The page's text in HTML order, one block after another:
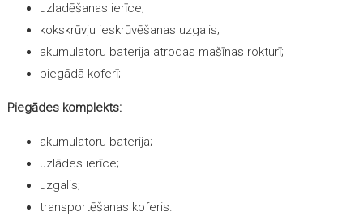
uzladēšanas ierīce;
kokskrūvju ieskrūvēšanas uzgalis;
akumulatoru baterija atrodas mašīnas rokturī;
piegādā koferī;
Piegādes komplekts:
akumulatoru baterija;
uzlādes ierīce;
uzgalis;
transportēšanas koferis.